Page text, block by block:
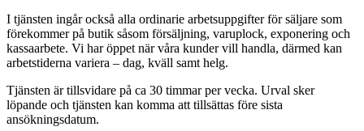
I tjänsten ingår också alla ordinarie arbetsuppgifter för säljare som
förekommer på butik såsom försäljning, varuplock, exponering och
kassaarbete. Vi har öppet när våra kunder vill handla, därmed kan
arbetstiderna variera – dag, kväll samt helg.
Tjänsten är tillsvidare på ca 30 timmar per vecka. Urval sker
löpande och tjänsten kan komma att tillsättas före sista
ansökningsdatum.